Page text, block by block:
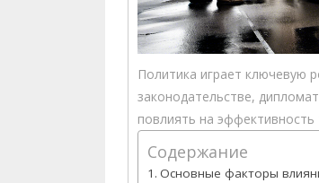
Политика играет ключевую
законодательстве,
повлиять на
Содержание
Основные факторы